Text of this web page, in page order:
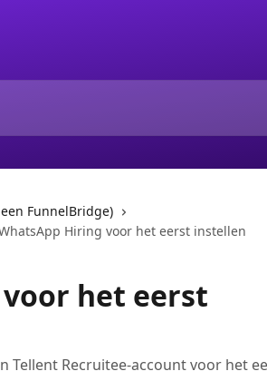
FunnelBridge)
Hiring voor het eerst instellen
het eerst
Tellent Recruitee-account voor het